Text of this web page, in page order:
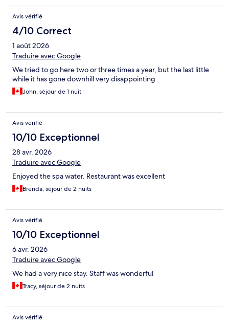
Avis vérifié
4/10 Correct
1 août 2026
Traduire avec Google
We tried to go here two or three times a year, but the last little
while it has gone downhill very disappointing
John, séjour de 1 nuit
Avis vérifié
10/10 Exceptionnel
28 avr. 2026
Traduire avec Google
Enjoyed the spa water. Restaurant was excellent
Brenda, séjour de 2 nuits
Avis vérifié
10/10 Exceptionnel
6 avr. 2026
Traduire avec Google
We had a very nice stay. Staff was wonderful
Tracy, séjour de 2 nuits
Avis vérifié